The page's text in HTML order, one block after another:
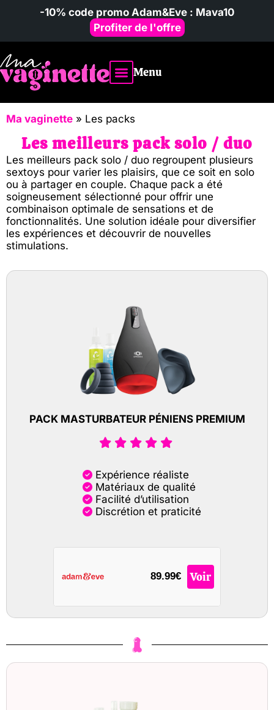
-10% code promo Adam&Eve : Mava10
Profiter de l'offre
Menu
Ma vaginette » Les packs
Les meilleurs pack solo / duo
Les meilleurs pack solo / duo regroupent plusieurs
sextoys pour varier les plaisirs, que ce soit en solo
ou à partager en couple. Chaque pack a été
soigneusement sélectionné pour offrir une
combinaison optimale de sensations et de
fonctionnalités. Une solution idéale pour diversifier
les expériences et découvrir de nouvelles
stimulations.
PACK MASTURBATEUR PÉNIENS PREMIUM
Expérience réaliste
Matériaux de qualité
Facilité d’utilisation
Discrétion et praticité
89.99€ Voir